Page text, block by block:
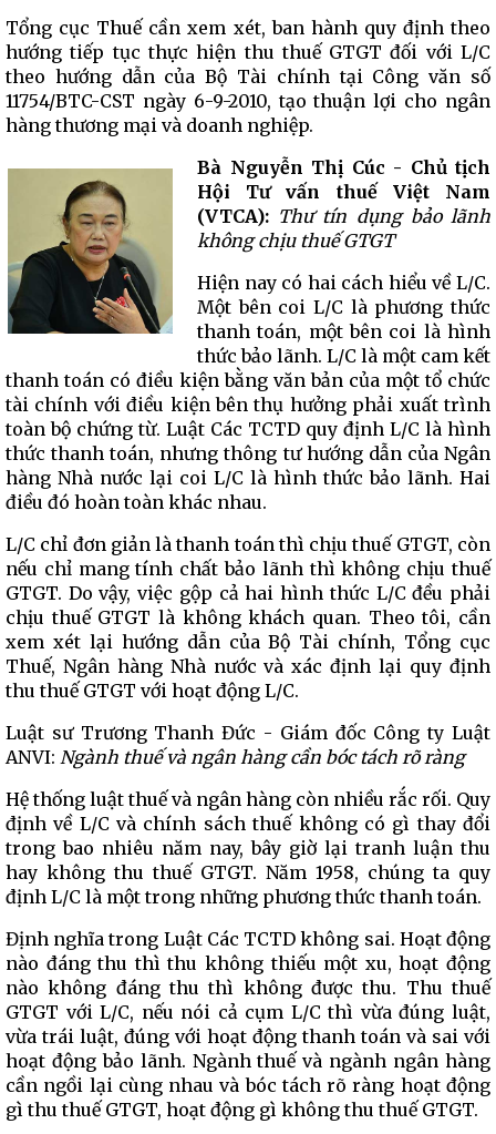
Tổng cục Thuế cần xem xét, ban hành quy định theo
hướng tiếp tục thực hiện thu thuế GTGT đối với L/C
theo hướng dẫn của Bộ Tài chính tại Công văn số
11754/BTC-CST ngày 6-9-2010, tạo thuận lợi cho ngân
hàng thương mại và doanh nghiệp.
Bà Nguyễn Thị Cúc - Chủ tịch
Hội Tư vấn thuế Việt Nam
(VTCA): Thư tín dụng bảo lãnh
không chịu thuế GTGT
Hiện nay có hai cách hiểu về L/C.
Một bên coi L/C là phương thức
thanh toán, một bên coi là hình
thức bảo lãnh. L/C là một cam kết
thanh toán có điều kiện bằng văn bản của một tổ chức
tài chính với điều kiện bên thụ hưởng phải xuất trình
toàn bộ chứng từ. Luật Các TCTD quy định L/C là hình
thức thanh toán, nhưng thông tư hướng dẫn của Ngân
hàng Nhà nước lại coi L/C là hình thức bảo lãnh. Hai
điều đó hoàn toàn khác nhau.
L/C chỉ đơn giản là thanh toán thì chịu thuế GTGT, còn
nếu chỉ mang tính chất bảo lãnh thì không chịu thuế
GTGT. Do vậy, việc gộp cả hai hình thức L/C đều phải
chịu thuế GTGT là không khách quan. Theo tôi, cần
xem xét lại hướng dẫn của Bộ Tài chính, Tổng cục
Thuế, Ngân hàng Nhà nước và xác định lại quy định
thu thuế GTGT với hoạt động L/C.
Luật sư Trương Thanh Đức - Giám đốc Công ty Luật
ANVI: Ngành thuế và ngân hàng cần bóc tách rõ ràng
Hệ thống luật thuế và ngân hàng còn nhiều rắc rối. Quy
định về L/C và chính sách thuế không có gì thay đổi
trong bao nhiêu năm nay, bây giờ lại tranh luận thu
hay không thu thuế GTGT. Năm 1958, chúng ta quy
định L/C là một trong những phương thức thanh toán.
Định nghĩa trong Luật Các TCTD không sai. Hoạt động
nào đáng thu thì thu không thiếu một xu, hoạt động
nào không đáng thu thì không được thu. Thu thuế
GTGT với L/C, nếu nói cả cụm L/C thì vừa đúng luật,
vừa trái luật, đúng với hoạt động thanh toán và sai với
hoạt động bảo lãnh. Ngành thuế và ngành ngân hàng
cần ngồi lại cùng nhau và bóc tách rõ ràng hoạt động
gì thu thuế GTGT, hoạt động gì không thu thuế GTGT.